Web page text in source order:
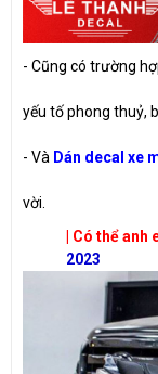
- Cũng có trường
yếu tố phong thuỷ,
- Và Dán decal xe
vời.
| Có thể anh
2023